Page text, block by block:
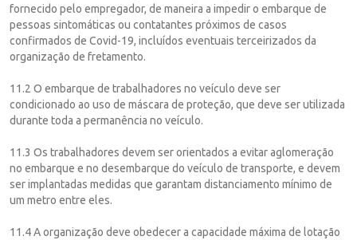
fornecido pelo empregador, de maneira a impedir o embarque de
pessoas sintomáticas ou contatantes próximos de casos
confirmados de Covid-19, incluídos eventuais terceirizados da
organização de fretamento.
11.2 O embarque de trabalhadores no veículo deve ser
condicionado ao uso de máscara de proteção, que deve ser utilizada
durante toda a permanência no veículo.
11.3 Os trabalhadores devem ser orientados a evitar aglomeração
no embarque e no desembarque do veículo de transporte, e devem
ser implantadas medidas que garantam distanciamento mínimo de
um metro entre eles.
11.4 A organização deve obedecer a capacidade máxima de lotação